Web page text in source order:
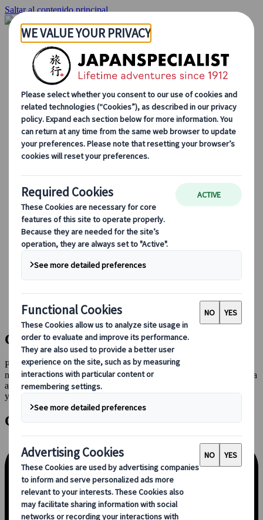
Saltar al contenido principal
Inicio
Viajes
Viajes a medida
Viajes de autor
Fly & Drive
Circuitos organizados
Excursiones
Tours de grupo a medida
Japan Rail Pass
Cómo trabajamos
Sobre nosotros
Nuestro equipo
Blog
Consejos de viaje para cada temporada
Destinos destacados
Perspectivas culturales
Experiencias gastronómicas
Recorre Japón en tren
Preguntas frecuentes
Información práctica
Etiqueta en Japón
Conducir en Japón
Reservar con nosotros
Japan Rail Pass
Alojamiento
Asesoramiento virtual
Cómo empezar
Planifiquemos juntos tu itinerario de la forma que prefieras, ya sea
mediante una videollamada con un asesor o enviándonos tu consulta
a través de nuestro formulario. La cita online es un servicio de pago
y es totalmente reembolsable si reservas tu tour con nosotros.
Cita online